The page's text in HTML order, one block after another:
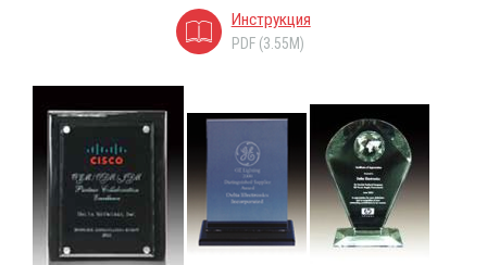
Инструкция
PDF (3.55M)